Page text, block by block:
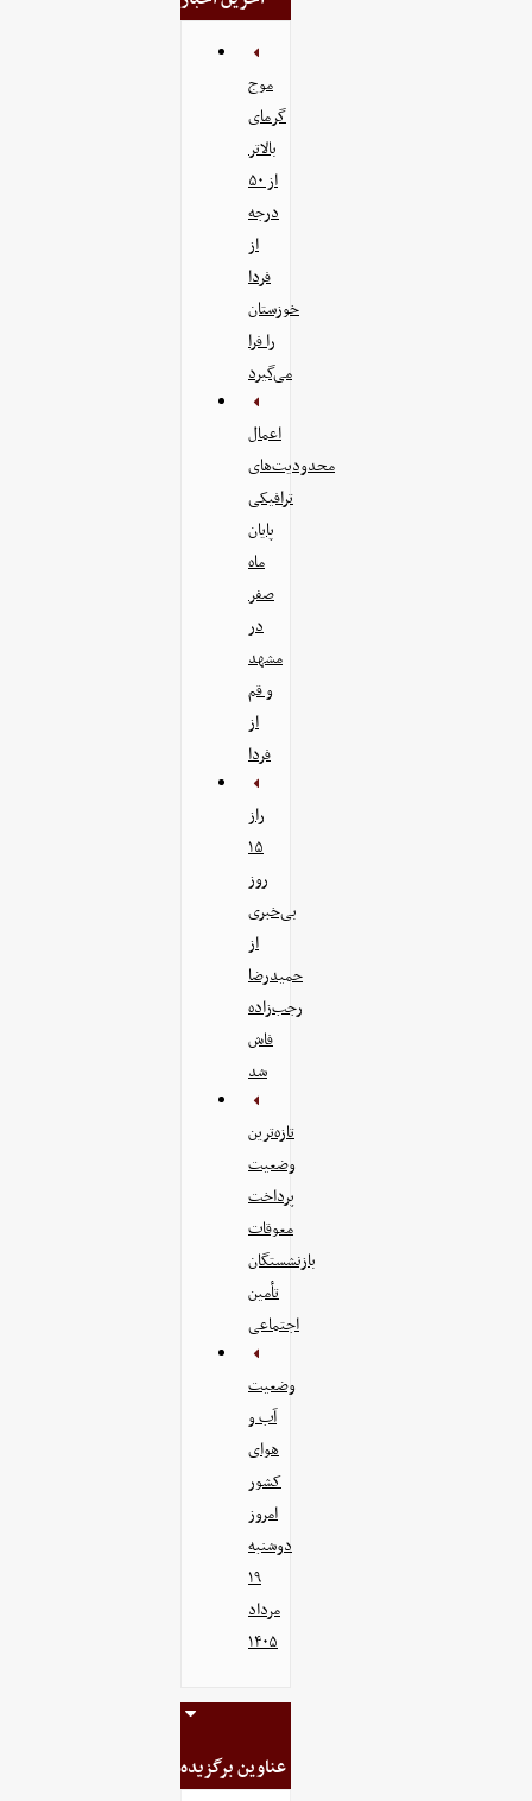
موج
گرمای
بالاتر
از ۵۰
درجه
از
فردا
خوزستان
را فرا
می‌گیرد
اعمال
محدودیت‌های
ترافیکی
پایان
ماه
صفر
در
مشهد
و قم
از
فردا
راز
۱۵
روز
بی‌خبری
از
حمیدرضا
رجب‌زاده
فاش
شد
تازه‌ترین
وضعیت
پرداخت
معوقات
بازنشستگان
تأمین
اجتماعی
وضعیت
آب و
هوای
کشور
امروز
دوشنبه
۱۹
مرداد
۱۴۰۵
عناوین برگزیده